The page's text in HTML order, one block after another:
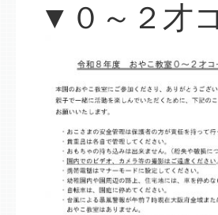
▼０～２才